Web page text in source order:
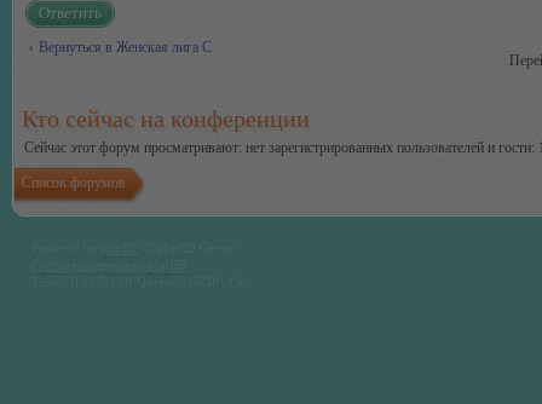
Ответить
Вернуться в Женская лига С
Кто сейчас на конференции
Сейчас этот форум просматривают: нет зарегистрированных пользователей и гости:
Список форумов
Time : 0.117s | 19 Queries | GZIP : On